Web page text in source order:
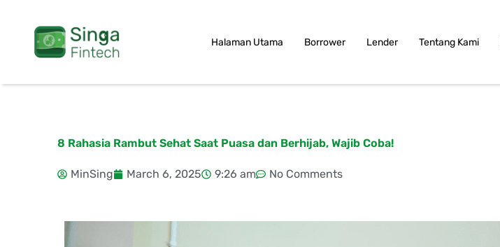
content
Halaman Utama Borrower Lender Tentang Kami
8 Rahasia Rambut Sehat Saat Puasa dan Berhijab, Wajib Coba!
MinSing March 6, 2025 9:26 am No Comments